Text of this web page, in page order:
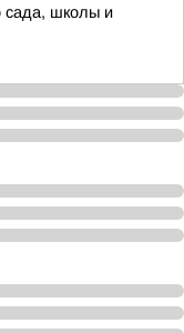
сада, школы и